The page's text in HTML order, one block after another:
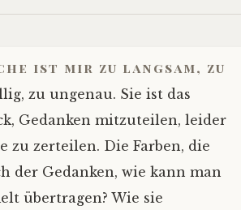
ist mir zu langsam, zu
zu ungenau. Sie ist das
Gedanken mitzuteilen, leider
zu zerteilen. Die Farben, die
der Gedanken, wie kann man
übertragen? Wie sie